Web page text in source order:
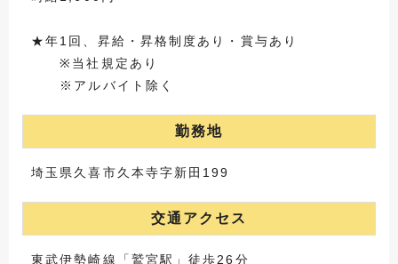
★年1回、昇給・昇格制度あり・賞与あり
※当社規定あり
※アルバイト除く
勤務地
埼玉県久喜市久本寺字新田199
交通アクセス
東武伊勢崎線「鷲宮駅」徒歩26分